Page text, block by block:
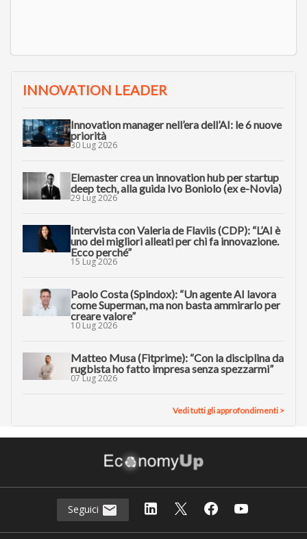
INNOVATION LEADER
Innovation manager nell’era dell’AI: le 6 nuove
priorità
30 Lug 2026
Elemaster crea un innovation hub per startup
deep tech, alla guida Ivo Boniolo (ex e-Novia)
29 Lug 2026
Intervista con Valeria de Flaviis (CDP): “L’AI è
uno dei migliori alleati per chi fa innovazione.
Ecco perché”
15 Lug 2026
Paolo Costa (Spindox): “Un agente AI lavora
come Superman, ma non basta ammirarlo per
creare valore”
10 Lug 2026
Matteo Musa (Fitprime): “Con la disciplina da
rugbista ho fatto impresa senza spezzarmi”
07 Lug 2026
Vedi tutti gli approfondimenti >
Seguici